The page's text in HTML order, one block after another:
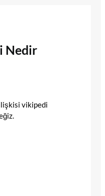
Nedir
vikipedi